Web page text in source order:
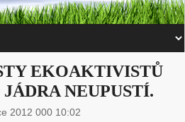
EKOAKTIVISTŮ
NEUPUSTÍ.
2012 000 10:02